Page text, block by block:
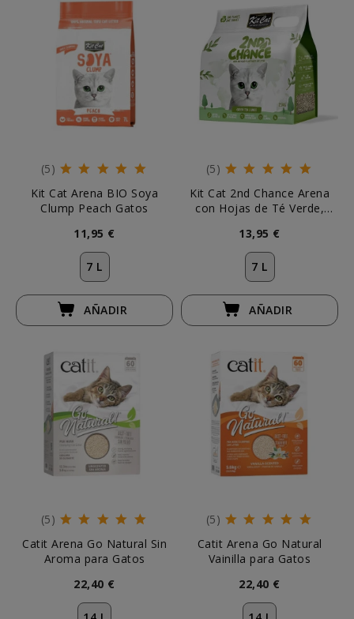
(5)
Kit Cat Arena BIO Soya
Clump Peach Gatos
11,95 €
7 L
AÑADIR
(5)
Kit Cat 2nd Chance Arena
con Hojas de Té Verde,
13,95 €
7 L
AÑADIR
(5)
Catit Arena Go Natural Sin
Aroma para Gatos
22,40 €
(5)
Catit Arena Go Natural
Vainilla para Gatos
22,40 €